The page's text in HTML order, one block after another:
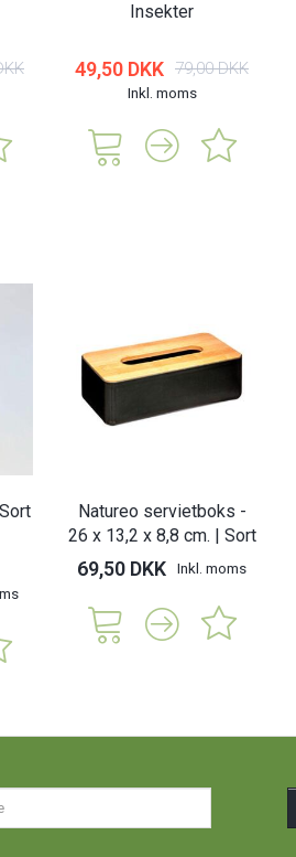
Insekter
49,50 DKK 79,00 DKK
Inkl. moms
Natureo servietboks -
26 x 13,2 x 8,8 cm. | Sort
69,50 DKK Inkl. moms